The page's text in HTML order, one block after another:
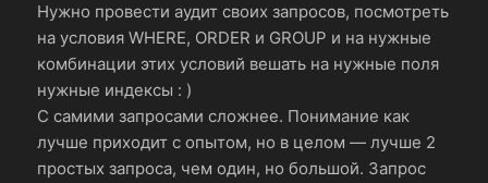
Нужно провести аудит своих запросов, посмотреть
на условия WHERE, ORDER и GROUP и на нужные
комбинации этих условий вешать на нужные поля
нужные индексы : )
С самими запросами сложнее. Понимание как
лучше приходит с опытом, но в целом — лучше 2
простых запроса, чем один, но большой. Запрос